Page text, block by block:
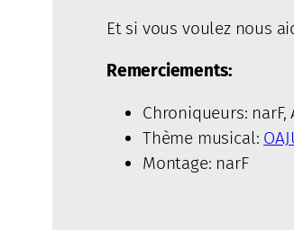
Et si vous voulez nous
Remerciements:
Chroniqueurs:
Thème musical:
Montage: narF